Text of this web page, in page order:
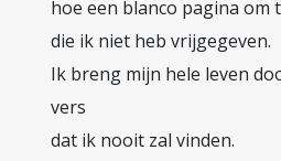
hoe een blanco pagina om
die ik niet heb vrijgegeven.
Ik breng mijn hele leven
vers
dat ik nooit zal vinden.